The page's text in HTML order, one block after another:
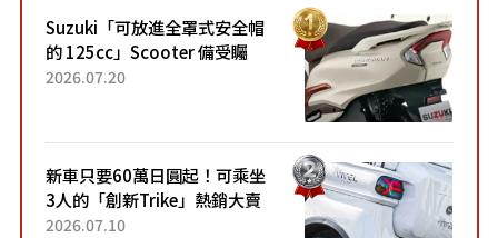
Suzuki「可放進全罩式安全帽
的 125cc」Scooter 備受矚
目！採用全新流線設計與各項
2026.07.20
新車只要60萬日圓起！可乘坐
3人的「創新Trike」熱銷大賣
成為人氣車款！「養車成本真
2026.07.10